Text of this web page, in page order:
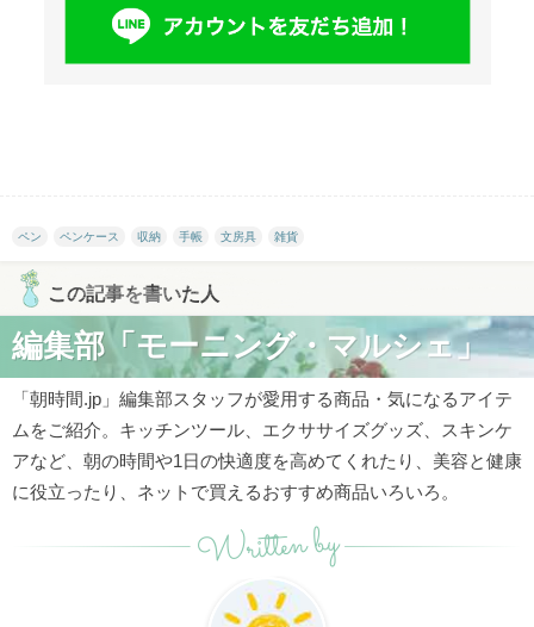
ペン ペンケース 収納 手帳 文房具 雑貨
この記事を書いた人
編集部「モーニング・マルシェ」
「朝時間.jp」編集部スタッフが愛用する商品・気になるアイテ
ムをご紹介。キッチンツール、エクササイズグッズ、スキンケ
アなど、朝の時間や1日の快適度を高めてくれたり、美容と健康
に役立ったり、ネットで買えるおすすめ商品いろいろ。
Written by